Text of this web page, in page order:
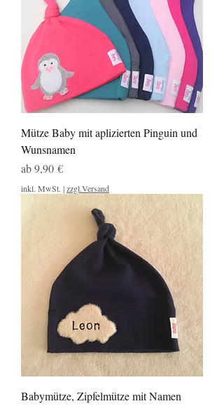
Mütze Baby mit aplizierten Pinguin und
Wunsnamen
ab9,90 €
Sale-Preis
inkl. MwSt. |zzgl.Versand
Babymütze, Zipfelmütze mit Namen